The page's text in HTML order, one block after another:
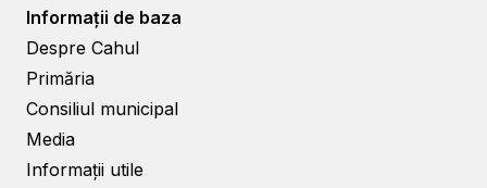
Informații de baza
Despre Cahul
Primăria
Consiliul municipal
Media
Informații utile